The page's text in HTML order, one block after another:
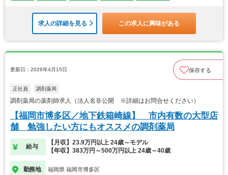
求人の詳細を見る この求人に興味がある
更新日：2026年4月15日 保存する
正社員 調剤薬局
調剤薬局の薬剤師求人（法人名非公開 ※詳細はお問合せください）
【福岡市博多区／地下鉄箱崎線】 市内有数の大型店
舗 勉強したい方にもオススメの調剤薬局
給与
【月収】23.9万円以上 24歳～モデル
【年収】383万円～500万円以上 24歳～40歳
勤務地 福岡県 福岡市博多区